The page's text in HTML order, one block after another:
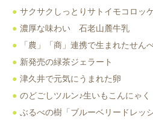
サクサクしっとりサトイモコロッ
濃厚な味わい 石老山麓牛乳
「農」「商」連携で生まれたせん
新発売の緑茶ジェラート
津久井で元気にうまれた卵
のどごしツルン♪生いもこんにゃく
ぶるべの樹「ブルーベリードレッシ